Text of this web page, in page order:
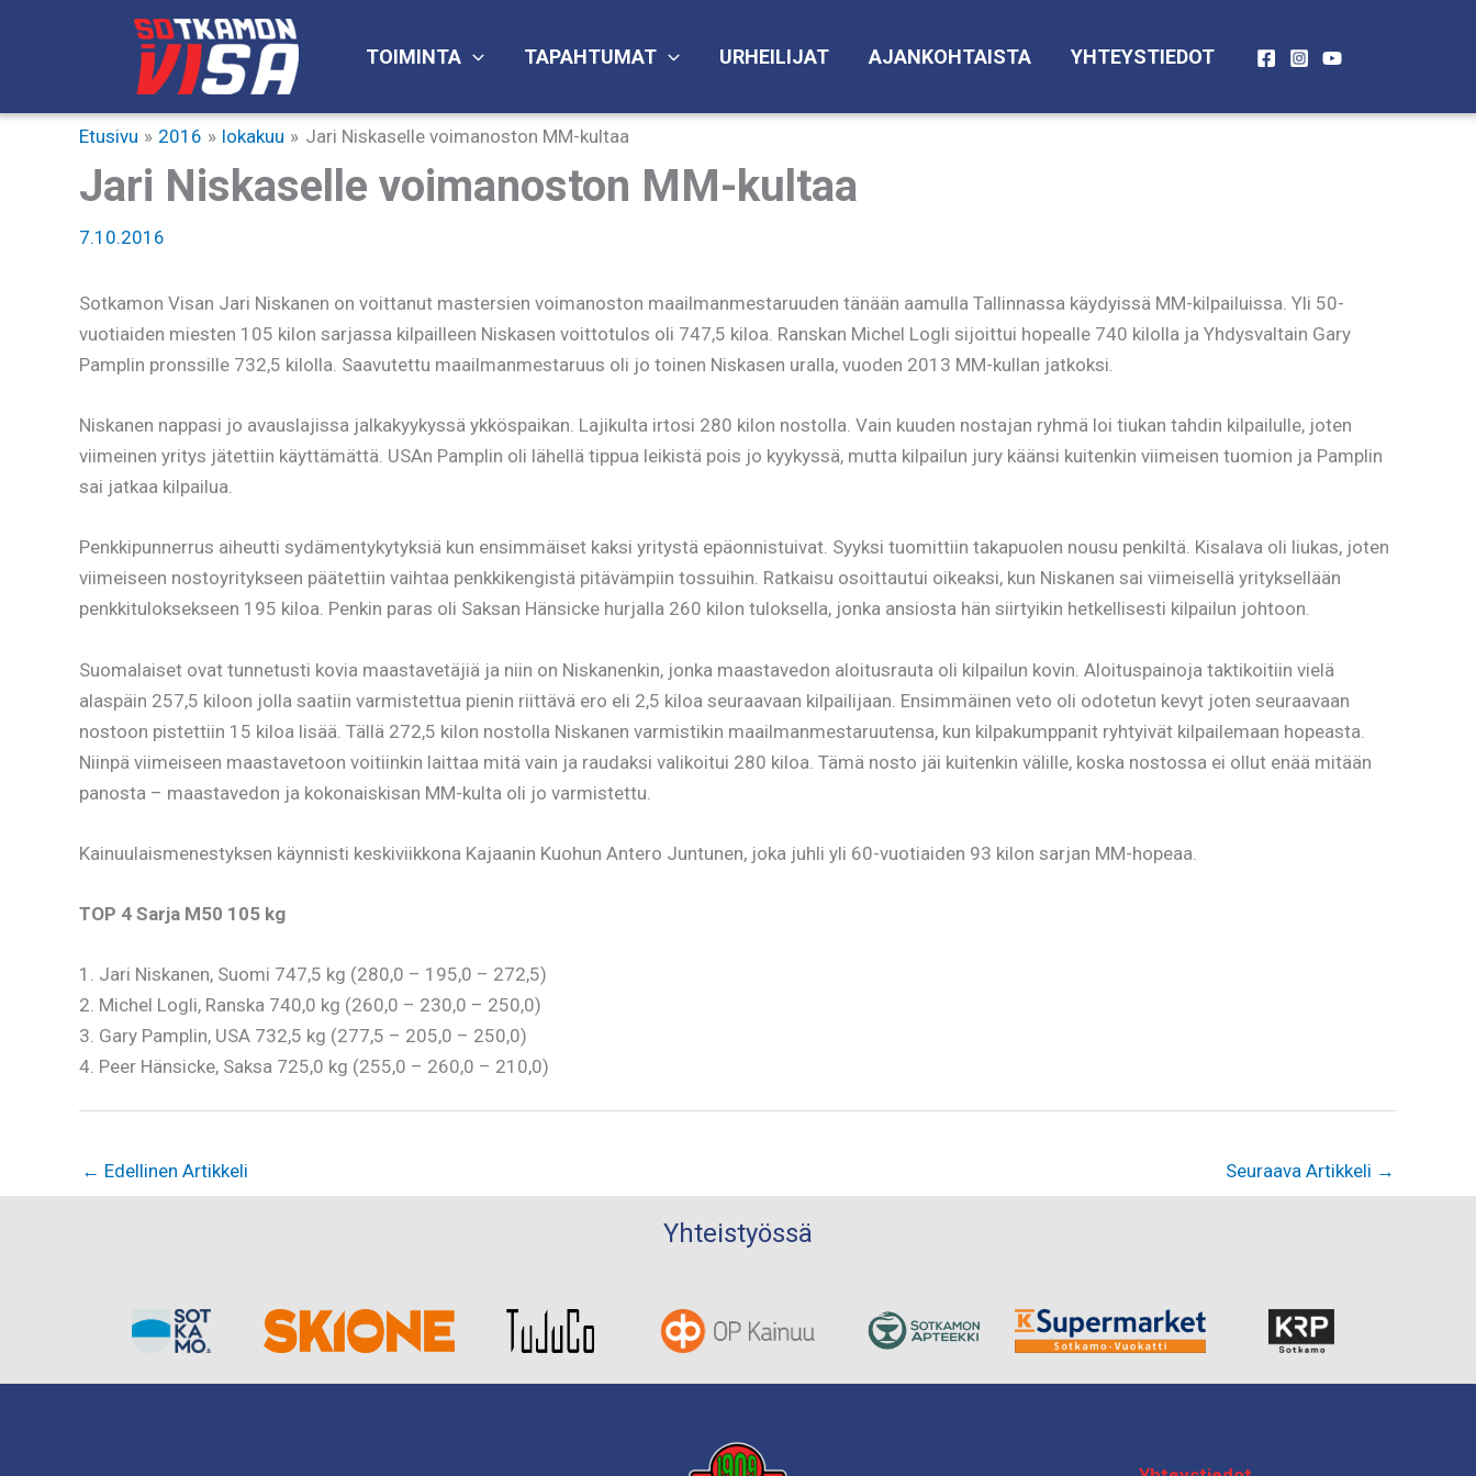
TOIMINTA TAPAHTUMAT URHEILIJAT AJANKOHTAISTA YHTEYSTIEDOT
Etusivu 2016 lokakuu Jari Niskaselle voimanoston MM-kultaa
Jari Niskaselle voimanoston MM-kultaa
7.10.2016
Sotkamon Visan Jari Niskanen on voittanut mastersien voimanoston maailmanmestaruuden tänään aamulla Tallinnassa käydyissä MM-kilpailuissa. Yli 50-
vuotiaiden miesten 105 kilon sarjassa kilpailleen Niskasen voittotulos oli 747,5 kiloa. Ranskan Michel Logli sijoittui hopealle 740 kilolla ja Yhdysvaltain Gary
Pamplin pronssille 732,5 kilolla. Saavutettu maailmanmestaruus oli jo toinen Niskasen uralla, vuoden 2013 MM-kullan jatkoksi.
Niskanen nappasi jo avauslajissa jalkakyykyssä ykköspaikan. Lajikulta irtosi 280 kilon nostolla. Vain kuuden nostajan ryhmä loi tiukan tahdin kilpailulle, joten
viimeinen yritys jätettiin käyttämättä. USAn Pamplin oli lähellä tippua leikistä pois jo kyykyssä, mutta kilpailun jury käänsi kuitenkin viimeisen tuomion ja Pamplin
sai jatkaa kilpailua.
Penkkipunnerrus aiheutti sydämentykytyksiä kun ensimmäiset kaksi yritystä epäonnistuivat. Syyksi tuomittiin takapuolen nousu penkiltä. Kisalava oli liukas, joten
viimeiseen nostoyritykseen päätettiin vaihtaa penkkikengistä pitävämpiin tossuihin. Ratkaisu osoittautui oikeaksi, kun Niskanen sai viimeisellä yrityksellään
penkkituloksekseen 195 kiloa. Penkin paras oli Saksan Hänsicke hurjalla 260 kilon tuloksella, jonka ansiosta hän siirtyikin hetkellisesti kilpailun johtoon.
Suomalaiset ovat tunnetusti kovia maastavetäjiä ja niin on Niskanenkin, jonka maastavedon aloitusrauta oli kilpailun kovin. Aloituspainoja taktikoitiin vielä
alaspäin 257,5 kiloon jolla saatiin varmistettua pienin riittävä ero eli 2,5 kiloa seuraavaan kilpailijaan. Ensimmäinen veto oli odotetun kevyt joten seuraavaan
nostoon pistettiin 15 kiloa lisää. Tällä 272,5 kilon nostolla Niskanen varmistikin maailmanmestaruutensa, kun kilpakumppanit ryhtyivät kilpailemaan hopeasta.
Niinpä viimeiseen maastavetoon voitiinkin laittaa mitä vain ja raudaksi valikoitui 280 kiloa. Tämä nosto jäi kuitenkin välille, koska nostossa ei ollut enää mitään
panosta – maastavedon ja kokonaiskisan MM-kulta oli jo varmistettu.
Kainuulaismenestyksen käynnisti keskiviikkona Kajaanin Kuohun Antero Juntunen, joka juhli yli 60-vuotiaiden 93 kilon sarjan MM-hopeaa.
TOP 4 Sarja M50 105 kg
1. Jari Niskanen, Suomi 747,5 kg (280,0 – 195,0 – 272,5)
2. Michel Logli, Ranska 740,0 kg (260,0 – 230,0 – 250,0)
3. Gary Pamplin, USA 732,5 kg (277,5 – 205,0 – 250,0)
4. Peer Hänsicke, Saksa 725,0 kg (255,0 – 260,0 – 210,0)
← Edellinen Artikkeli Seuraava Artikkeli →
Yhteistyössä